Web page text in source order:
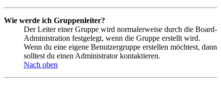
Wie werde ich Gruppenleiter?
Der Leiter einer Gruppe wird normalerweise durch die Board-
Administration festgelegt, wenn die Gruppe erstellt wird.
Wenn du eine eigene Benutzergruppe erstellen möchtest, dann
solltest du einen Administrator kontaktieren.
Nach oben